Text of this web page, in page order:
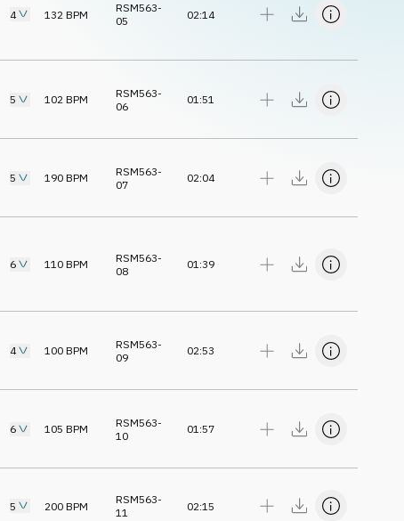
4 132 BPM
RSM563-
05
02:14
5 102 BPM
RSM563-
06
01:51
5 190 BPM
RSM563-
07
02:04
6 110 BPM
RSM563-
08
01:39
4 100 BPM
RSM563-
09
02:53
6 105 BPM
RSM563-
10
01:57
5 200 BPM
RSM563-
11
02:15